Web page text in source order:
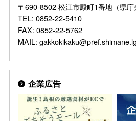
〒690-8502 松江市殿町1番地（県庁
TEL: 0852-22-5410
FAX: 0852-22-5762
MAIL:
企業広告